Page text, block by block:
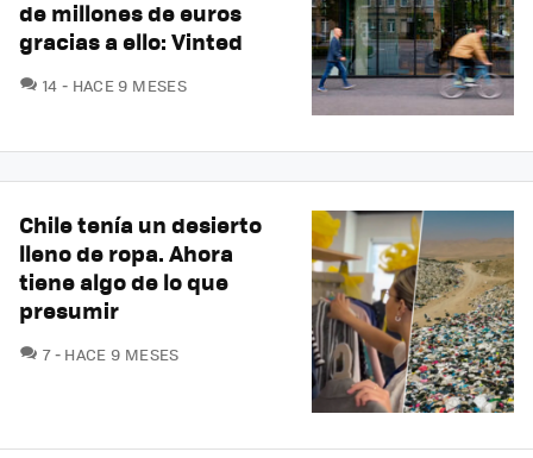
de millones de euros
gracias a ello: Vinted
14 COMENTARIOS
HACE 9 MESES
Chile tenía un desierto
lleno de ropa. Ahora
tiene algo de lo que
presumir
7COMENTARIOS
HACE 9 MESES